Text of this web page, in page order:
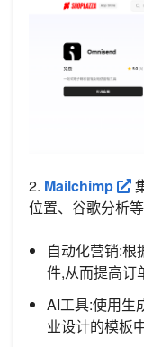
2. Mailchimp
位置、谷歌分析
自动化营销:根
件,从而提高订
AI工具:使用生
业设计的模板